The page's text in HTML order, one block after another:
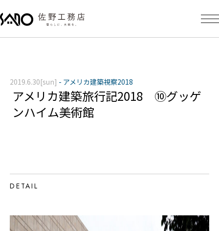
アメリカ建築旅行記2018 ⑩グッゲ
ンハイム美術館
2019.6.30[sun] - アメリカ建築視察2018
DETAIL